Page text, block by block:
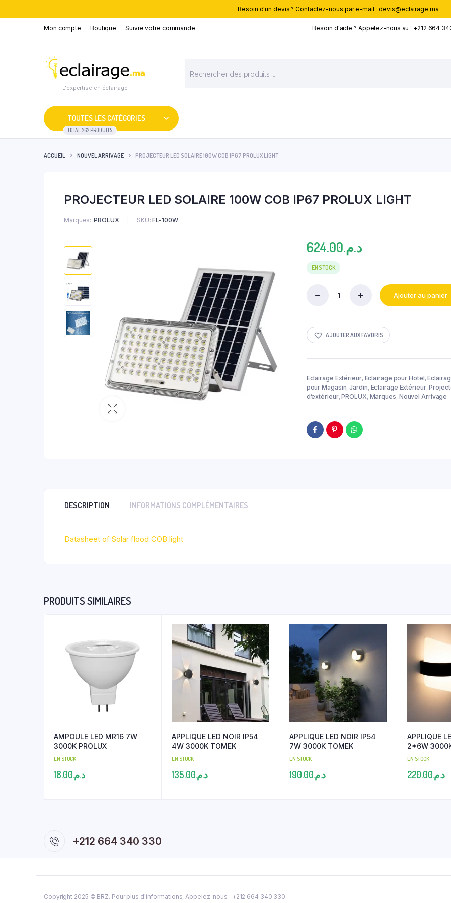
Besoin d'un devis ? Contactez-nous par e-mail : devis@eclairage.ma
Mon compte Boutique Suivre votre commande Besoin d'aide ? Appelez-nous au : +212 664
L'expertise en éclairage
de
produits
TOUTES LES CATÉGORIES
TOTAL 767 PRODUITS
ACCUEIL NOUVEL ARRIVAGE PROJECTEUR LED SOLAIRE 100W COB IP67 PROLUX LIGHT
PROJECTEUR LED SOLAIRE 100W COB IP67 PROLUX LIGHT
Marques PROLUX SKU: FL-100W
د.م.624.00
EN STOCK
PROJECTEUR
100W
COB
PROLUX
quantity
Ajouter au panier
AJOUTER AUX FAVORIS
Eclairage Extérieur, Eclairage pour Hotel,
pour Magasin,Jardin, Eclairage Extérieur,
d’extérieur,PROLUX, Marques, Nouvel Arrivage
DESCRIPTION INFORMATIONS COMPLÉMENTAIRES
Datasheet of Solar flood COB light
PRODUITS SIMILAIRES
AMPOULE LED MR16 7W
3000K PROLUX
EN STOCK
د.م.18.00
APPLIQUE LED NOIR IP54
4W 3000K TOMEK
EN STOCK
د.م.135.00
APPLIQUE LED NOIR IP54
7W 3000K TOMEK
EN STOCK
د.م.190.00
APPLIQUE
2*6W
EN STOCK
د.م.220.00
+212 664 340 330
Copyright 2025 © BRZ. Pour plus d'informations, Appelez-nous : ‎+212 664 340 330